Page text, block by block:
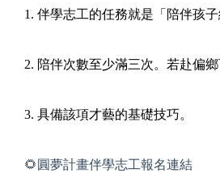
1. 伴學志工的任務就是「陪伴孩
2. 陪伴次數至少滿三次。若赴偏
3. 具備該項才藝的基礎技巧。
🌻圓夢計畫伴學志工報名連結